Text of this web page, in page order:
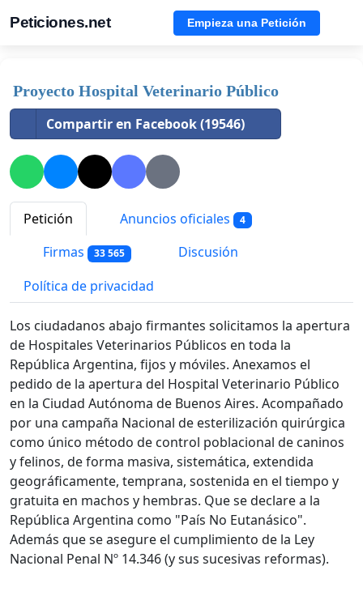
Peticiones.net Empieza una Petición
Proyecto Hospital Veterinario Público
Compartir en Facebook (19546)
Petición Anuncios oficiales 4
Firmas 33 565
Discusión
Política de privacidad
Los ciudadanos abajo firmantes solicitamos la apertura
de Hospitales Veterinarios Públicos en toda la
República Argentina, fijos y móviles. Anexamos el
pedido de la apertura del Hospital Veterinario Público
en la Ciudad Autónoma de Buenos Aires. Acompañado
por una campaña Nacional de esterilización quirúrgica
como único método de control poblacional de caninos
y felinos, de forma masiva, sistemática, extendida
geográficamente, temprana, sostenida en el tiempo y
gratuita en machos y hembras. Que se declare a la
República Argentina como "País No Eutanásico".
Además que se asegure el cumplimiento de la Ley
Nacional Penal Nº 14.346 (y sus sucesivas reformas).